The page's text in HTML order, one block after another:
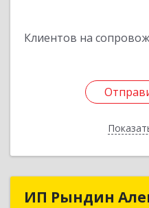
Клиентов на
ИП РындинИП